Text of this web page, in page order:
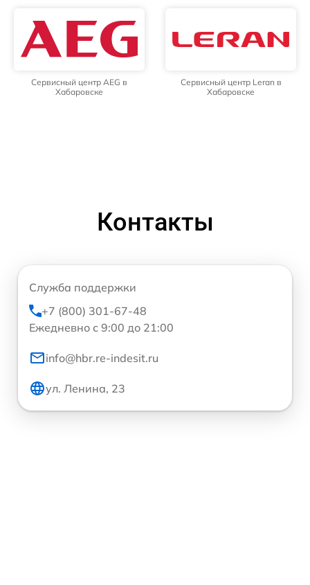
Сервисный центр AEG в
Хабаровске
Сервисный центр Leran в
Хабаровске
Контакты
Служба поддержки
+7 (800) 301-67-48
Ежедневно с 9:00 до 21:00
info@hbr.re-indesit.ru
ул. Ленина, 23